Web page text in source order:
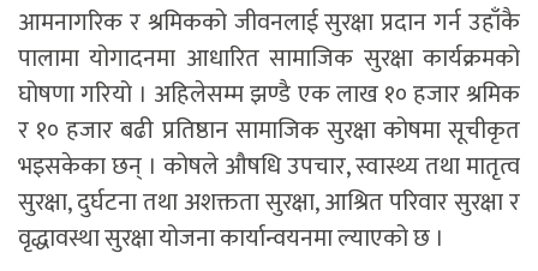
आमनागरिक र श्रमिकको जीवनलाई सुरक्षा प्रदान गर्न उहाँकै
पालामा योगादनमा आधारित सामाजिक सुरक्षा कार्यक्रमको
घोषणा गरियो । अहिलेसम्म झण्डै एक लाख १० हजार श्रमिक
र १० हजार बढी प्रतिष्ठान सामाजिक सुरक्षा कोषमा सूचीकृत
भइसकेका छन् । कोषले औषधि उपचार, स्वास्थ्य तथा मातृत्व
सुरक्षा, दुर्घटना तथा अशक्तता सुरक्षा, आश्रित परिवार सुरक्षा र
वृद्धावस्था सुरक्षा योजना कार्यान्वयनमा ल्याएको छ ।